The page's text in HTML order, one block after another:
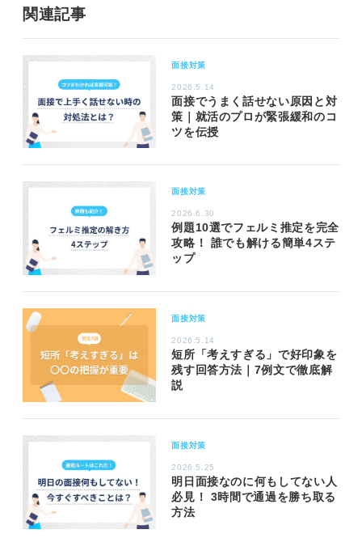
関連記事
面接対策
2026.5.14
面接でうまく話せない原因と対
策｜就活のプロが緊張緩和のコ
ツを伝授
面接対策
2026.6.30
例題10選でフェルミ推定を完全
攻略！ 誰でも解ける簡単4ステ
ップ
面接対策
2026.5.14
短所「考えすぎる」で好印象を
残す回答方法｜7例文で徹底解
説
面接対策
2026.5.25
明日面接なのに何もしてない人
必見！ 3時間で通過を勝ち取る
方法